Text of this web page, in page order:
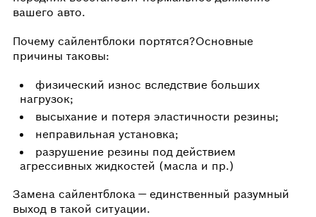
вашего авто.
Почему сайлентблоки портятся?Основные
причины таковы:
физический износ вследствие больших
нагрузок;
высыхание и потеря эластичности резины;
неправильная установка;
разрушение резины под действием
агрессивных жидкостей (масла и пр.)
Замена сайлентблока — единственный разумный
выход в такой ситуации.